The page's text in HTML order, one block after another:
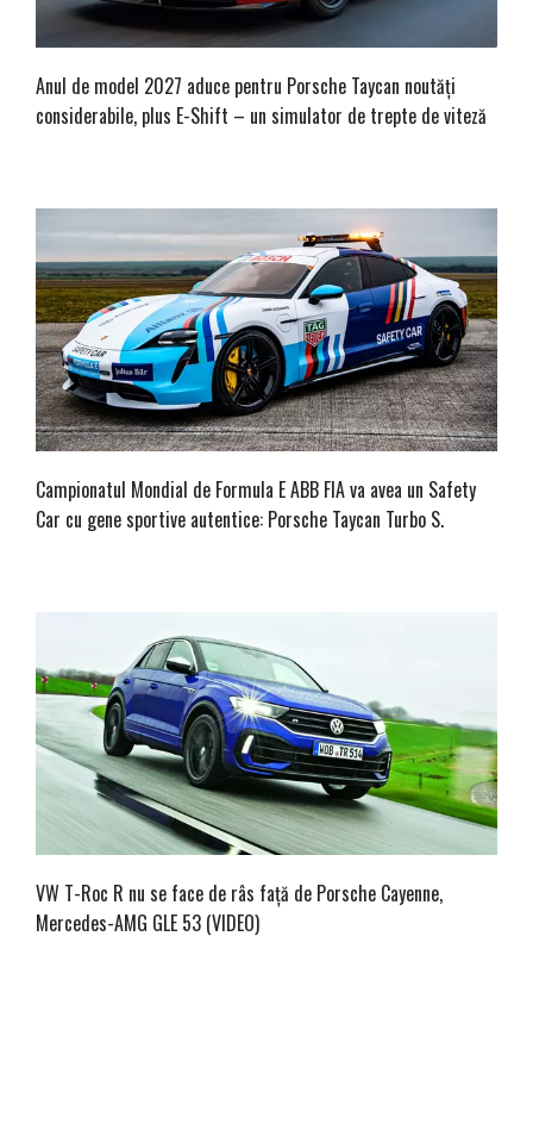
Anul de model 2027 aduce pentru Porsche Taycan noutăți
considerabile, plus E-Shift – un simulator de trepte de viteză
Campionatul Mondial de Formula E ABB FIA va avea un Safety
Car cu gene sportive autentice: Porsche Taycan Turbo S.
VW T-Roc R nu se face de râs față de Porsche Cayenne,
Mercedes-AMG GLE 53 (VIDEO)